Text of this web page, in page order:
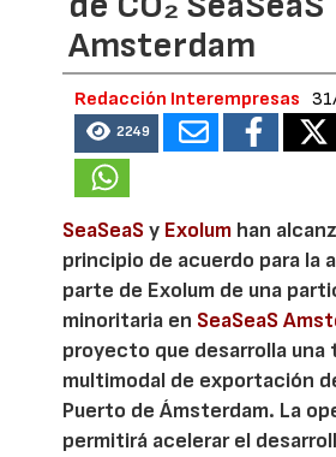
Amsterdam
Redacción Interempresas
2249
SeaSeaSy Exolum han
principio de acuerdo para la
parte de Exolum de una
minoritaria en SeaSeaS
proyecto que desarrolla una
multimodal de exportación
Puerto de Ámsterdam. La
permitirá acelerar el